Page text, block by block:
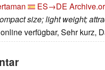
ES→DE
size; light weight;
verfügbar, Sehr kurz,